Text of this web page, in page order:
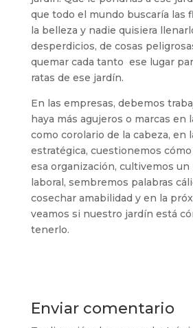
que todo el mundo buscaría las
la belleza y nadie quisiera
desperdicios, de cosas
quemar cada tanto ese lugar
ratas de ese jardín.
En las empresas, debemos
haya más agujeros o marcas en
como corolario de la cabeza, en
estratégica, cuestionemos
esa organización, cultivemos
laboral, sembremos palabras
cosechar amabilidad y en la
veamos si nuestro jardín está
tenerlo.
Enviar comentario